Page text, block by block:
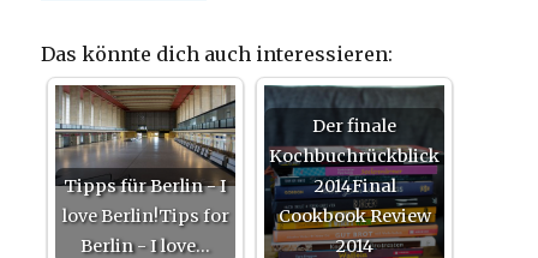
Das könnte dich auch interessieren:
Tipps für Berlin - I
love Berlin!Tips for
Berlin - I love…
Der finale
Kochbuchrückblick
2014Final
Cookbook Review
2014